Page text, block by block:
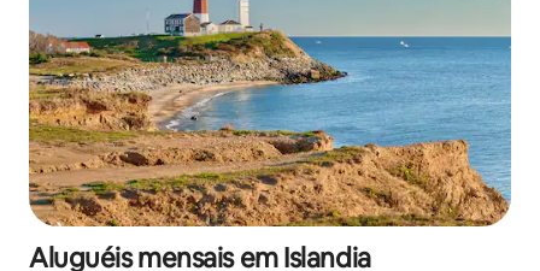
Aluguéis mensais em Islandia